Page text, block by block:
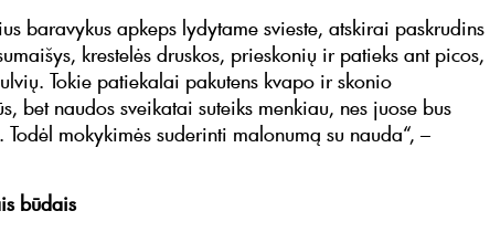
baravykus apkeps lydytame svieste, atskirai paskrudins
krestelės druskos, prieskonių ir patieks ant picos,
Tokie patiekalai pakutens kvapo ir skonio
bet naudos sveikatai suteiks menkiau, nes juose bus
mokykimės suderinti malonumą su nauda“, –
būdais